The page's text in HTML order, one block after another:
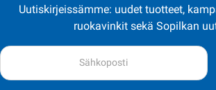
Uutiskirjeissämme: uudet tuotteet,
ruokavinkit sekä Sopilkan